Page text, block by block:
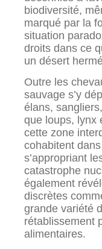
biodiversité,
marqué par la
situation
droits dans ce
un désert
Outre les
sauvage s’y
élans,
que loups, lynx
cette zone
cohabitent
s’appropriant
catastrophe
également
discrètes
grande variété
rétablissement
alimentaires.